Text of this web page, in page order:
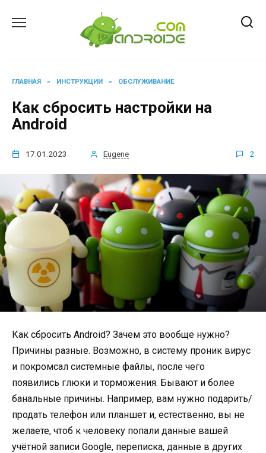
ГЛАВНАЯ » ИНСТРУКЦИИ » ОБСЛУЖИВАНИЕ
Как сбросить настройки на
Android
17.01.2023 Eugene 2
Как сбросить Android? Зачем это вообще нужно?
Причины разные. Возможно, в систему проник вирус
и покромсал системные файлы, после чего
появились глюки и торможения. Бывают и более
банальные причины. Например, вам нужно подарить/
продать телефон или планшет и, естественно, вы не
желаете, чтоб к человеку попали данные вашей
учётной записи Google, переписка, данные в других